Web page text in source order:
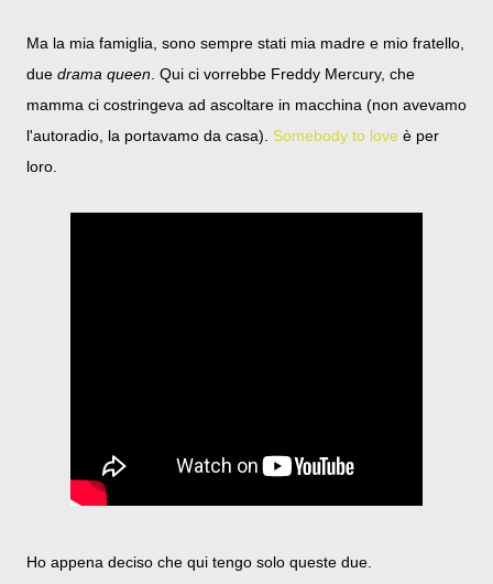
Ma la mia famiglia, sono sempre stati mia madre e mio fratello,
due drama queen . Qui ci vorrebbe Freddy Mercury, che
mamma ci costringeva ad ascoltare in macchina (non avevamo
l'autoradio, la portavamo da casa). Somebody to love è per
loro.
Ho appena deciso che qui tengo solo queste due.